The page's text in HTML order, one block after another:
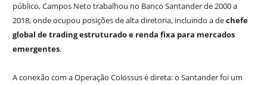
público, Campos Neto trabalhou no Banco Santander de 2000 a
2018, onde ocupou posições de alta diretoria, incluindo a dechefe
global de trading estruturado e renda fixa para mercados
emergentes.
A conexão com a Operação Colossus é direta: o Santander foi um